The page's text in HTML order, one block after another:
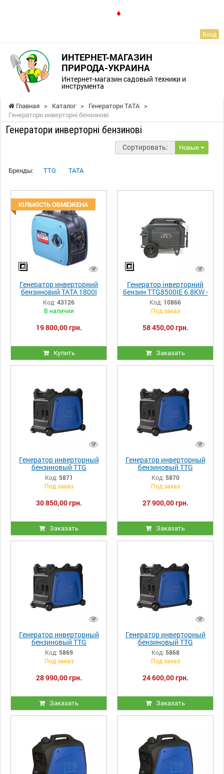
Вход
ИНТЕРНЕТ-МАГАЗИН
ПРИРОДА-УКРАИНА
Интернет-магазин садовый техники и
инструмента
Главная > Каталог > Генератори ТАТА >
Генератори инверторні бензинові
Генератори инверторні бензинові
Сортировать: Новые
Бренды: TTG TATA
КІЛЬКІСТЬ ОБМЕЖЕНА
Генератор инверторний
бензиновий ТАТА 1800I
1.8/2.0 KW двигун 148F +
USB порт
Код: 43126
В наличии
19 800,00 грн.
Купить
Генератор інверторний
бензин TTG8500IE 6.8KW -
TTG
Код: 10866
Под заказ
58 450,00 грн.
Заказать
Генератор инверторный
бензиновый TTG
XYG3500IE 2.8/3.1 KW +
USB порт
Код: 5871
Под заказ
30 850,00 грн.
Заказать
Генератор инверторный
бензиновый TTG
XYG2600IE 2.3/2.5 KW +
USB порт
Код: 5870
Под заказ
27 900,00 грн.
Заказать
Генератор инверторный
бензиновый TTG
XYG3500I 2.8/3.1 KW +
USB порт
Код: 5869
Под заказ
28 990,00 грн.
Заказать
Генератор инверторный
бензиновый TTG
XYG2600I 2.3/2.5 KW +
USB порт
Код: 5868
Под заказ
24 600,00 грн.
Заказать